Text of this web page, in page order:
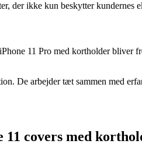
der ikke kun beskytter kundernes
11 Pro med kortholder
De arbejder tæt sammen med
covers med